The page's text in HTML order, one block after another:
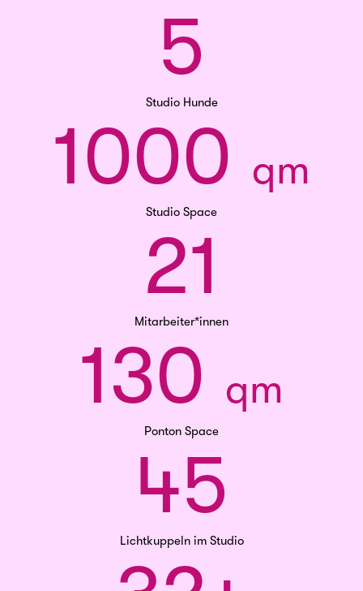
5
Studio Hunde
1000 qm
Studio Space
21
Mitarbeiter*innen
130 qm
Ponton Space
45
Lichtkuppeln im Studio